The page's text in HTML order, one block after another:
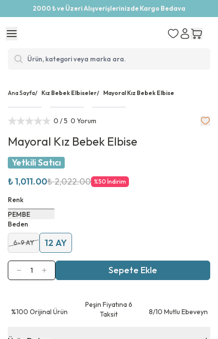
2000 ₺ ve Üzeri Alışverişlerinizde Kargo Bedava
Ana Sayfa/ Kız Bebek Elbiseler/ Mayoral Kız Bebek Elbise
0 / 5 0 Yorum
Mayoral Kız Bebek Elbise
Yetkili Satıcı
₺ 1,011.00₺ 2,022.00 %50 İndirim
Renk
PEMBE
Beden
6-9 AY 12 AY
1 Sepete Ekle
⁠%100 Orijinal Ürün
Peşin Fiyatına 6
Taksit
8/10 Mutlu Ebeveyn